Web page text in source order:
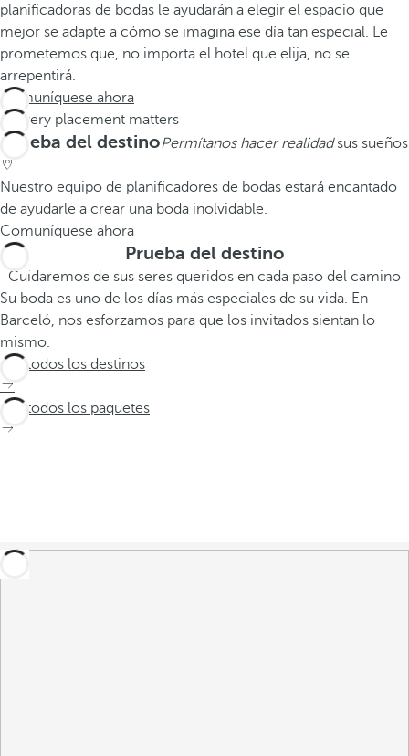
planificadoras de bodas le ayudarán a elegir el espacio que
mejor se adapte a cómo se imagina ese día tan especial. Le
prometemos que, no importa el hotel que elija, no se
arrepentirá.
Comuníquese ahora
Prueba del destinoPermítanos hacer realidadsus sueños
Nuestro equipo de planificadores de bodas estará encantado
de ayudarle a crear una boda inolvidable.
Comuníquese ahora
Prueba del destino
Cuidaremos de sus seres queridos en cada paso del camino
Su boda es uno de los días más especiales de su vida. En
Barceló, nos esforzamos para que los invitados sientan lo
mismo.
Ver todos los destinos
Ver todos los paquetes